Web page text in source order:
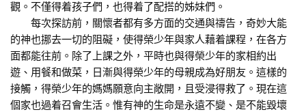
觀。不僅得着孩子們，也得着了配搭的姊妹們。
每次探訪前，關懷者都有多方面的交通與禱告，奇妙大能
的神也挪去一切的阻礙，使得榮少年與家人藉着課程，在各方
面都能往前。除了上課之外，平時也與得榮少年的家相約出
遊、用餐和做菜，日漸與得榮少年的母親成為好朋友。這樣的
接觸，得榮少年的媽媽願意向主敞開，且受浸得救了。現在這
個家也過着召會生活。惟有神的生命是永遠不變、是不能毀壞